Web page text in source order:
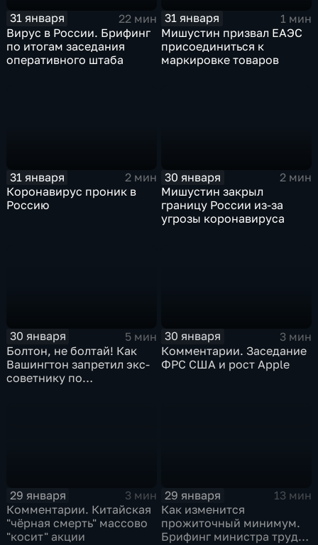
31 января
22 мин
Вирус в России. Брифинг
по итогам заседания
оперативного штаба
31 января
1 мин
Мишустин призвал ЕАЭС
присоединиться к
маркировке товаров
31 января
2 мин
Коронавирус проник в
Россию
30 января
2 мин
Мишустин закрыл
границу России из-за
угрозы коронавируса
30 января
5 мин
Болтон, не болтай! Как
Вашингтон запретил экс-
советнику по
30 января
3 мин
Комментарии. Заседание
ФРС США и рост Apple
29 января
3 мин
Комментарии. Китайская
"чёрная смерть" массово
"косит" акции
29 января
13 мин
Как изменится
прожиточный минимум.
Брифинг министра труда